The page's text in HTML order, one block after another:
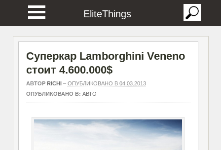
EliteThings
Суперкар Lamborghini Veneno
стоит 4.600.000$
АВТОР RICHI– ОПУБЛИКОВАНО В 04.03.2013
ОПУБЛИКОВАНО В: АВТО